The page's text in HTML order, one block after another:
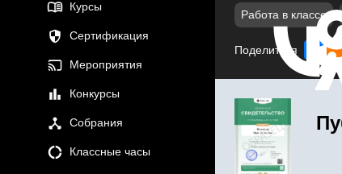
Курсы
Сертификация
Мероприятия
Конкурсы
Собрания
Классные часы
Работа в классе
Поделиться